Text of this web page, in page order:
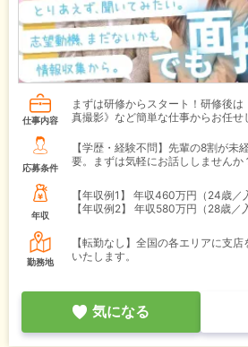
仕事内容
まずは研修からスタート！研修後
真撮影》など簡単な仕事からお任せ
応募条件
【学歴・経験不問】先輩の8割が未
要。まずは気軽にお話ししませんか
年収
【年収例1】
年収460万円（24歳／
【年収例2】
年収580万円（28歳／
勤務地
【転勤なし】全国の各エリアに支
いたします。
気になる